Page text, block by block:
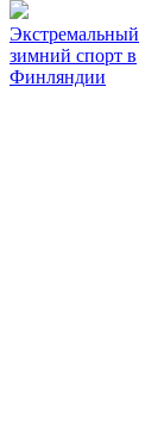
Экстремальный
зимний спорт в
Финляндии